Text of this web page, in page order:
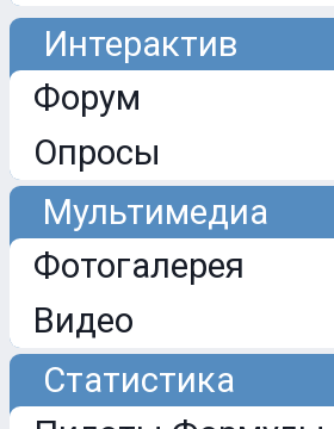
Интерактив
Форум
Опросы
Мультимедиа
Фотогалерея
Видео
Статистика